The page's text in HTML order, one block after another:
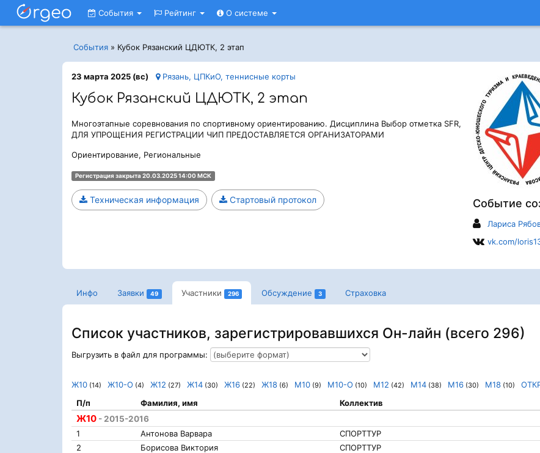
События Рейтинг О системе
События » Кубок Рязанский ЦДЮТК, 2 этап
Событие
Лариса
vk.com/
23 марта 2025 (вс) Рязань, ЦПКиО, теннисные корты
Кубок Рязанский ЦДЮТК, 2 этап
Многоэтапные соревнования по спортивному ориентированию. Дисциплина Выбор отметка SFR,
ДЛЯ УПРОЩЕНИЯ РЕГИСТРАЦИИ ЧИП ПРЕДОСТАВЛЯЕТСЯ ОРГАНИЗАТОРАМИ
Ориентирование, Региональные
Регистрация закрыта 20.03.2025 14:00 МСК
Техническая информация Стартовый протокол
Инфо Заявки 49 Участники 296 Обсуждение 3 Страховка
Список участников, зарегистрировавшихся Он-лайн (всего 296)
Выгрузить в файл для программы:
Ж10 (14) Ж10-О (4) Ж12 (27) Ж14 (30) Ж16 (22) Ж18 (6) М10 (9) М10-О (10) М12 (42) М14 (38) М16 (30) М18 (10)
Ж10 - 2015-2016
П/п Фамилия, имя Коллектив
1 Антонова Варвара СПОРТТУР
2
Борисова Виктория СПОРТТУР